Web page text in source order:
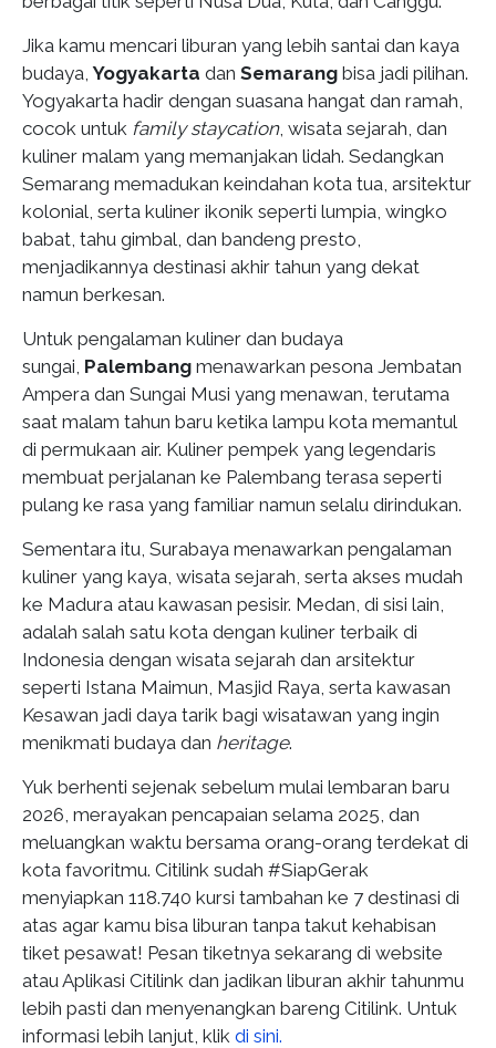
Jika kamu mencari liburan yang lebih santai dan kaya
budaya,Yogyakarta dan Semarang bisa jadi pilihan.
Yogyakarta hadir dengan suasana hangat dan ramah,
cocok untuk family staycation, wisata sejarah, dan
kuliner malam yang memanjakan lidah. Sedangkan
Semarang memadukan keindahan kota tua, arsitektur
kolonial, serta kuliner ikonik seperti lumpia, wingko
babat, tahu gimbal, dan bandeng presto,
menjadikannya destinasi akhir tahun yang dekat
namun berkesan.
Untuk pengalaman kuliner dan budaya
sungai, Palembang menawarkan pesona Jembatan
Ampera dan Sungai Musi yang menawan, terutama
saat malam tahun baru ketika lampu kota memantul
di permukaan air. Kuliner pempek yang legendaris
membuat perjalanan ke Palembang terasa seperti
pulang ke rasa yang familiar namun selalu dirindukan.
Sementara itu, Surabaya menawarkan pengalaman
kuliner yang kaya, wisata sejarah, serta akses mudah
ke Madura atau kawasan pesisir. Medan, di sisi lain,
adalah salah satu kota dengan kuliner terbaik di
Indonesia dengan wisata sejarah dan arsitektur
seperti Istana Maimun, Masjid Raya, serta kawasan
Kesawan jadi daya tarik bagi wisatawan yang ingin
menikmati budaya dan heritage.
Yuk berhenti sejenak sebelum mulai lembaran baru
2026, merayakan pencapaian selama 2025, dan
meluangkan waktu bersama orang-orang terdekat di
kota favoritmu. Citilink sudah #SiapGerak
menyiapkan 118.740 kursi tambahan ke 7 destinasi di
atas agar kamu bisa liburan tanpa takut kehabisan
tiket pesawat! Pesan tiketnya sekarang di website
atau Aplikasi Citilink dan jadikan liburan akhir tahunmu
lebih pasti dan menyenangkan bareng Citilink. Untuk
informasi lebih lanjut, klik di sini.